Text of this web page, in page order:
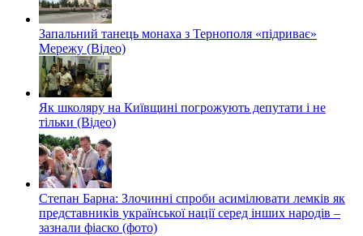
Запальний танець монаха з Тернополя «підриває»
Мережу (Відео)
Як школяру на Київщині погрожують депутати і не
тільки (Відео)
Степан Барна: Злочинні спроби асимілювати лемків як
представників української нації серед інших народів –
зазнали фіаско (фото)